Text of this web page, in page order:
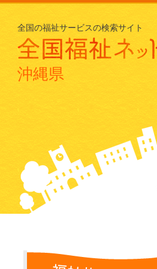
全国の福祉サービスの検索サイト
沖縄県